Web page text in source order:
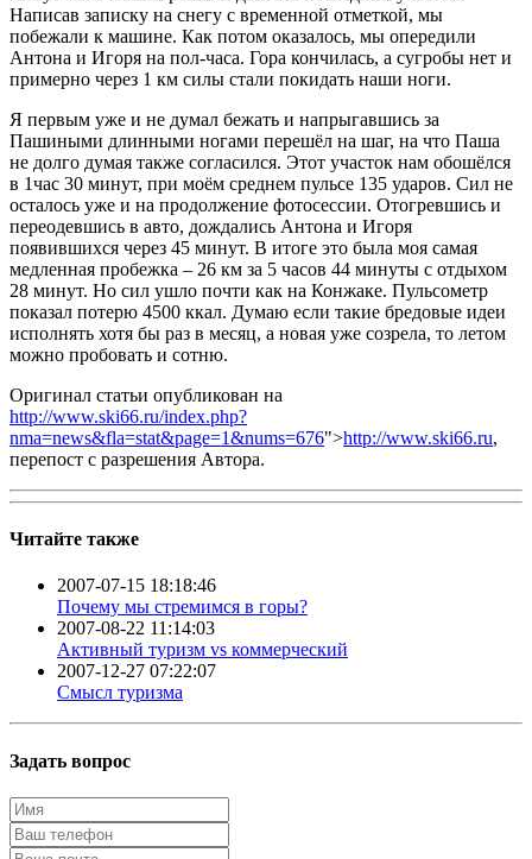
Написав записку на снегу с временной отметкой, мы
побежали к машине. Как потом оказалось, мы опередили
Антона и Игоря на пол-часа. Гора кончилась, а сугробы нет и
примерно через 1 км силы стали покидать наши ноги.
Я первым уже и не думал бежать и напрыгавшись за
Пашиными длинными ногами перешёл на шаг, на что Паша
не долго думая также согласился. Этот участок нам обошёлся
в 1час 30 минут, при моём среднем пульсе 135 ударов. Сил не
осталось уже и на продолжение фотосессии. Отогревшись и
переодевшись в авто, дождались Антона и Игоря
появившихся через 45 минут. В итоге это была моя самая
медленная пробежка – 26 км за 5 часов 44 минуты с отдыхом
28 минут. Но сил ушло почти как на Конжаке. Пульсометр
показал потерю 4500 ккал. Думаю если такие бредовые идеи
исполнять хотя бы раз в месяц, а новая уже созрела, то летом
можно пробовать и сотню.
Оригинал статьи опубликован на
http://www.ski66.ru/index.php?
nma=news&fla=stat&page=1&nums=676">http://www.ski66.ru,
перепост с разрешения Автора.
Читайте также
2007-07-15 18:18:46
Почему мы стремимся в горы?
2007-08-22 11:14:03
Активный туризм vs коммерческий
2007-12-27 07:22:07
Смысл туризма
Задать вопрос